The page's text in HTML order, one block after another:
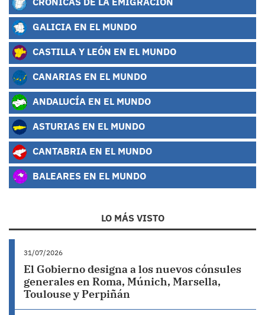
GALICIA EN EL MUNDO
CASTILLA Y LEÓN EN EL MUNDO
CANARIAS EN EL MUNDO
ANDALUCÍA EN EL MUNDO
ASTURIAS EN EL MUNDO
CANTABRIA EN EL MUNDO
BALEARES EN EL MUNDO
LO MÁS VISTO
31/07/2026
El Gobierno designa a los nuevos cónsules
generales en Roma, Múnich, Marsella,
Toulouse y Perpiñán